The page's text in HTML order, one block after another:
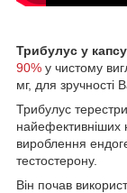
Трибулус у
90% у чистому
мг, для зручності
Трибулус
найефективніших
вироблення
тестостерону.
Він почав